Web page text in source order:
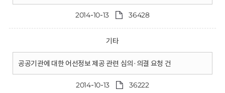
2014-10-13 36428
기타
공공기관에 대한 어선정보 제공 관련 심의·의결 요청 건
2014-10-13 36222